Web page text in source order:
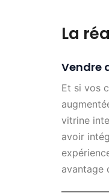
La
Vendre
Et si vos
vitrine
avoir
avantage